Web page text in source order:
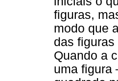
figuras,
modo que
das
Quando a
uma figura